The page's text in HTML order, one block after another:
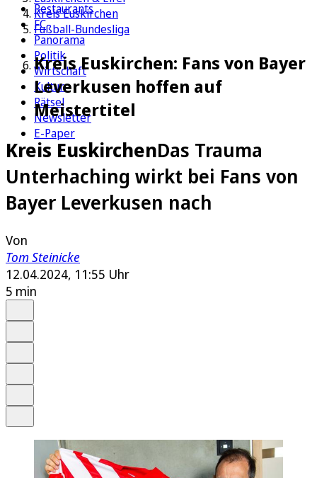
Restaurants
FC
Panorama
Politik
Wirtschaft
Kultur
Rätsel
Newsletter
E-Paper
Kreis Euskirchen
Fußball-Bundesliga
Kreis Euskirchen: Fans von Bayer
Leverkusen hoffen auf
Meistertitel
Kreis EuskirchenDas Trauma
Unterhaching wirkt bei Fans von
Bayer Leverkusen nach
Von
Tom Steinicke
12.04.2024, 11:55 Uhr
5 min